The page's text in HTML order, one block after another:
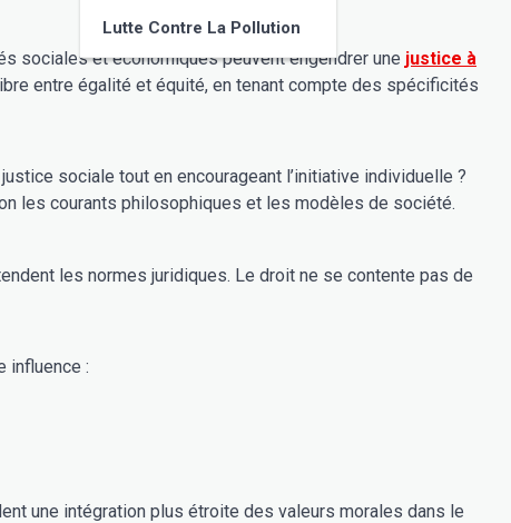
Lutte Contre La Pollution
plus complexe. Des disparités sociales et économiques peuvent engendrer une justice à
les courants philosophiques et les modèles de société.
Le droit ne se contente pas de
influence :
une intégration plus étroite des valeurs morales dans le